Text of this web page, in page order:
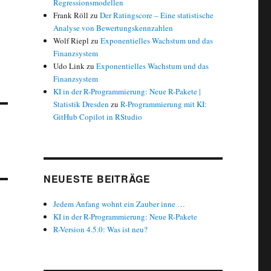
Regressionsmodellen
Frank Röll zuDer Ratingscore – Eine statistische
Analyse von Bewertungskennzahlen
Wolf Riepl zuExponentielles Wachstum und das
Finanzsystem
Udo LinkzuExponentielles Wachstum und das
Finanzsystem
KI in der R-Programmierung: Neue R-Pakete |
Statistik Dresden zuR-Programmierung mit KI:
GitHub Copilot in RStudio
NEUESTE BEITRÄGE
Jedem Anfang wohnt ein Zauber inne …
KI in der R-Programmierung: Neue R-Pakete
R-Version 4.5.0: Was ist neu?